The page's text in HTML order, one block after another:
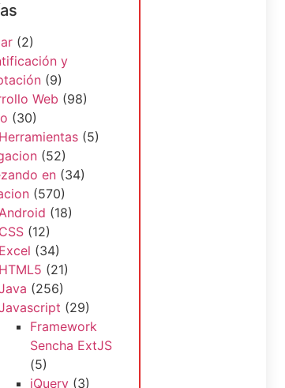
(2)
y
(9)
Web (98)
(30)
Herramientas(5)
(52)
en(34)
(570)
(18)
CSS(12)
Excel (34)
HTML5 (21)
(256)
(29)
Framework
Sencha ExtJS
(5)
jQuery(3)